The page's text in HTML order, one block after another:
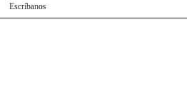
Escríbanos